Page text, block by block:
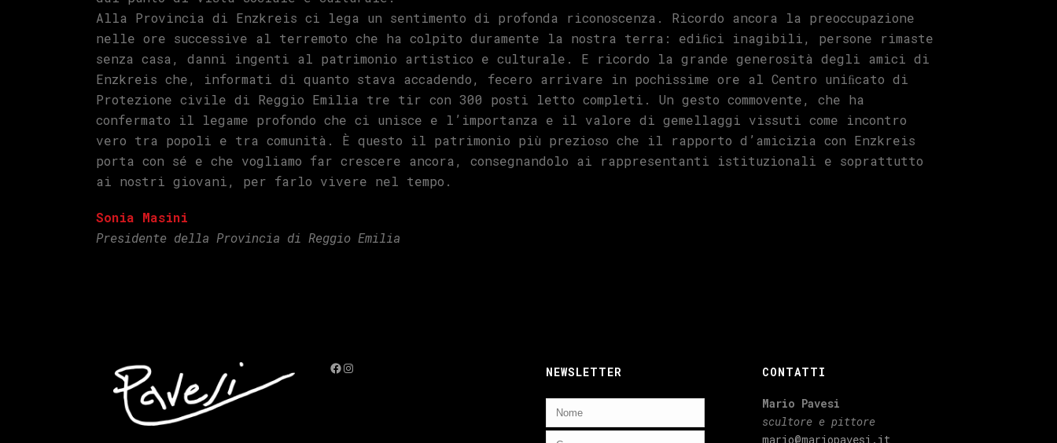
Alla Provincia di Enzkreis ci lega un sentimento di profonda riconoscenza. Ricordo ancora la preoccupazione
nelle ore successive al terremoto che ha colpito duramente la nostra terra: ediﬁci inagibili, persone rimaste
senza casa, danni ingenti al patrimonio artistico e culturale. E ricordo la grande generosità degli amici di
Enzkreis che, informati di quanto stava accadendo, fecero arrivare in pochissime ore al Centro uniﬁcato di
Protezione civile di Reggio Emilia tre tir con 300 posti letto completi. Un gesto commovente, che ha
confermato il legame profondo che ci unisce e l’importanza e il valore di gemellaggi vissuti come incontro
vero tra popoli e tra comunità. È questo il patrimonio più prezioso che il rapporto d’amicizia con Enzkreis
porta con sé e che vogliamo far crescere ancora, consegnandolo ai rappresentanti istituzionali e soprattutto
ai nostri giovani, per farlo vivere nel tempo.
Sonia Masini
Presidente della Provincia di Reggio Emilia
Facebook
Instagram NEWSLETTER CONTATTI
Mario Pavesi
scultore e pittore
mario@mariopavesi.it